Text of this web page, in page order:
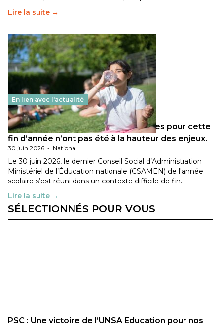
Lire la suite →
En lien avec l'actualité
Les décisions ministérielles attendues pour cette
fin d’année n’ont pas été à la hauteur des enjeux.
30 juin 2026 - National
Le 30 juin 2026, le dernier Conseil Social d’Administration
Ministériel de l’Éducation nationale (CSAMEN) de l'année
scolaire s’est réuni dans un contexte difficile de fin…
Lire la suite →
SÉLECTIONNÉS POUR VOUS
PSC : Une victoire de l’UNSA Education pour nos